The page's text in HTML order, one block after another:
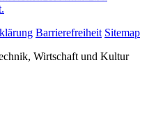
Barrierefreiheit Sitemap
Wirtschaft und Kultur